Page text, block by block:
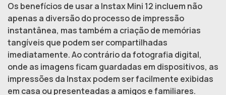
Os benefícios de usar a Instax Mini 12 incluem não
apenas a diversão do processo de impressão
instantânea, mas também a criação de memórias
tangíveis que podem ser compartilhadas
imediatamente. Ao contrário da fotografia digital,
onde as imagens ficam guardadas em dispositivos, as
impressões da Instax podem ser facilmente exibidas
em casa ou presenteadas a amigos e familiares.